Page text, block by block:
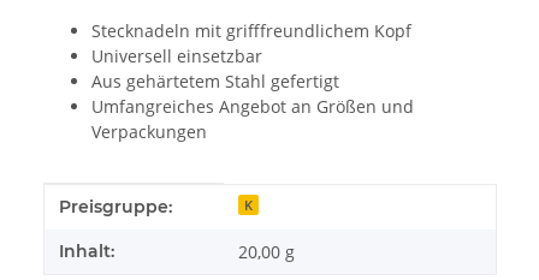
Stecknadeln mit grifffreundlichem Kopf
Universell einsetzbar
Aus gehärtetem Stahl gefertigt
Umfangreiches Angebot an Größen und
Verpackungen
Produkteigenschaft
Wert
Preisgruppe: K
Inhalt: 20,00 g